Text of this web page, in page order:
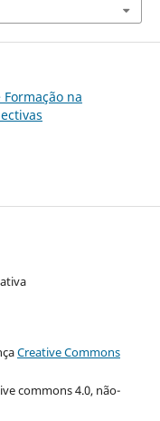
Formação na
Creative Commons
commons 4.0, não-